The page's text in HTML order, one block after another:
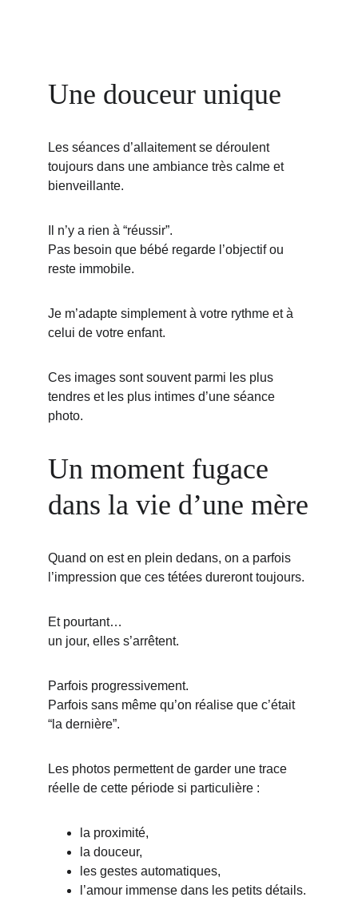
Une douceur unique
Les séances d’allaitement se déroulent
toujours dans une ambiance très calme et
bienveillante.
Il n’y a rien à “réussir”.
Pas besoin que bébé regarde l’objectif ou
reste immobile.
Je m’adapte simplement à votre rythme et à
celui de votre enfant.
Ces images sont souvent parmi les plus
tendres et les plus intimes d’une séance
photo.
Un moment fugace
dans la vie d’une mère
Quand on est en plein dedans, on a parfois
l’impression que ces tétées dureront toujours.
Et pourtant…
un jour, elles s’arrêtent.
Parfois progressivement.
Parfois sans même qu’on réalise que c’était
“la dernière”.
Les photos permettent de garder une trace
réelle de cette période si particulière :
la proximité,
la douceur,
les gestes automatiques,
l’amour immense dans les petits détails.